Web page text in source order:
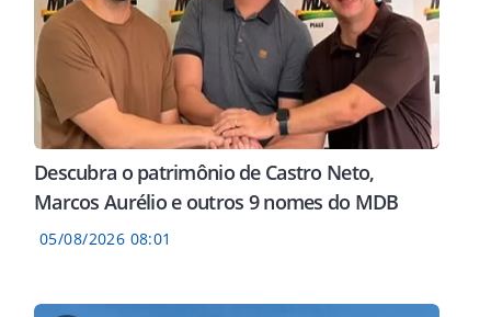
por
IPTU em
no sistema de degelo, erros
operacionais e revela
diálogos da caixa-preta no
acidente da Voepass
Descubra o patrimônio de Castro Neto,
Marcos Aurélio e outros 9 nomes do MDB
05/08/2026 08:01